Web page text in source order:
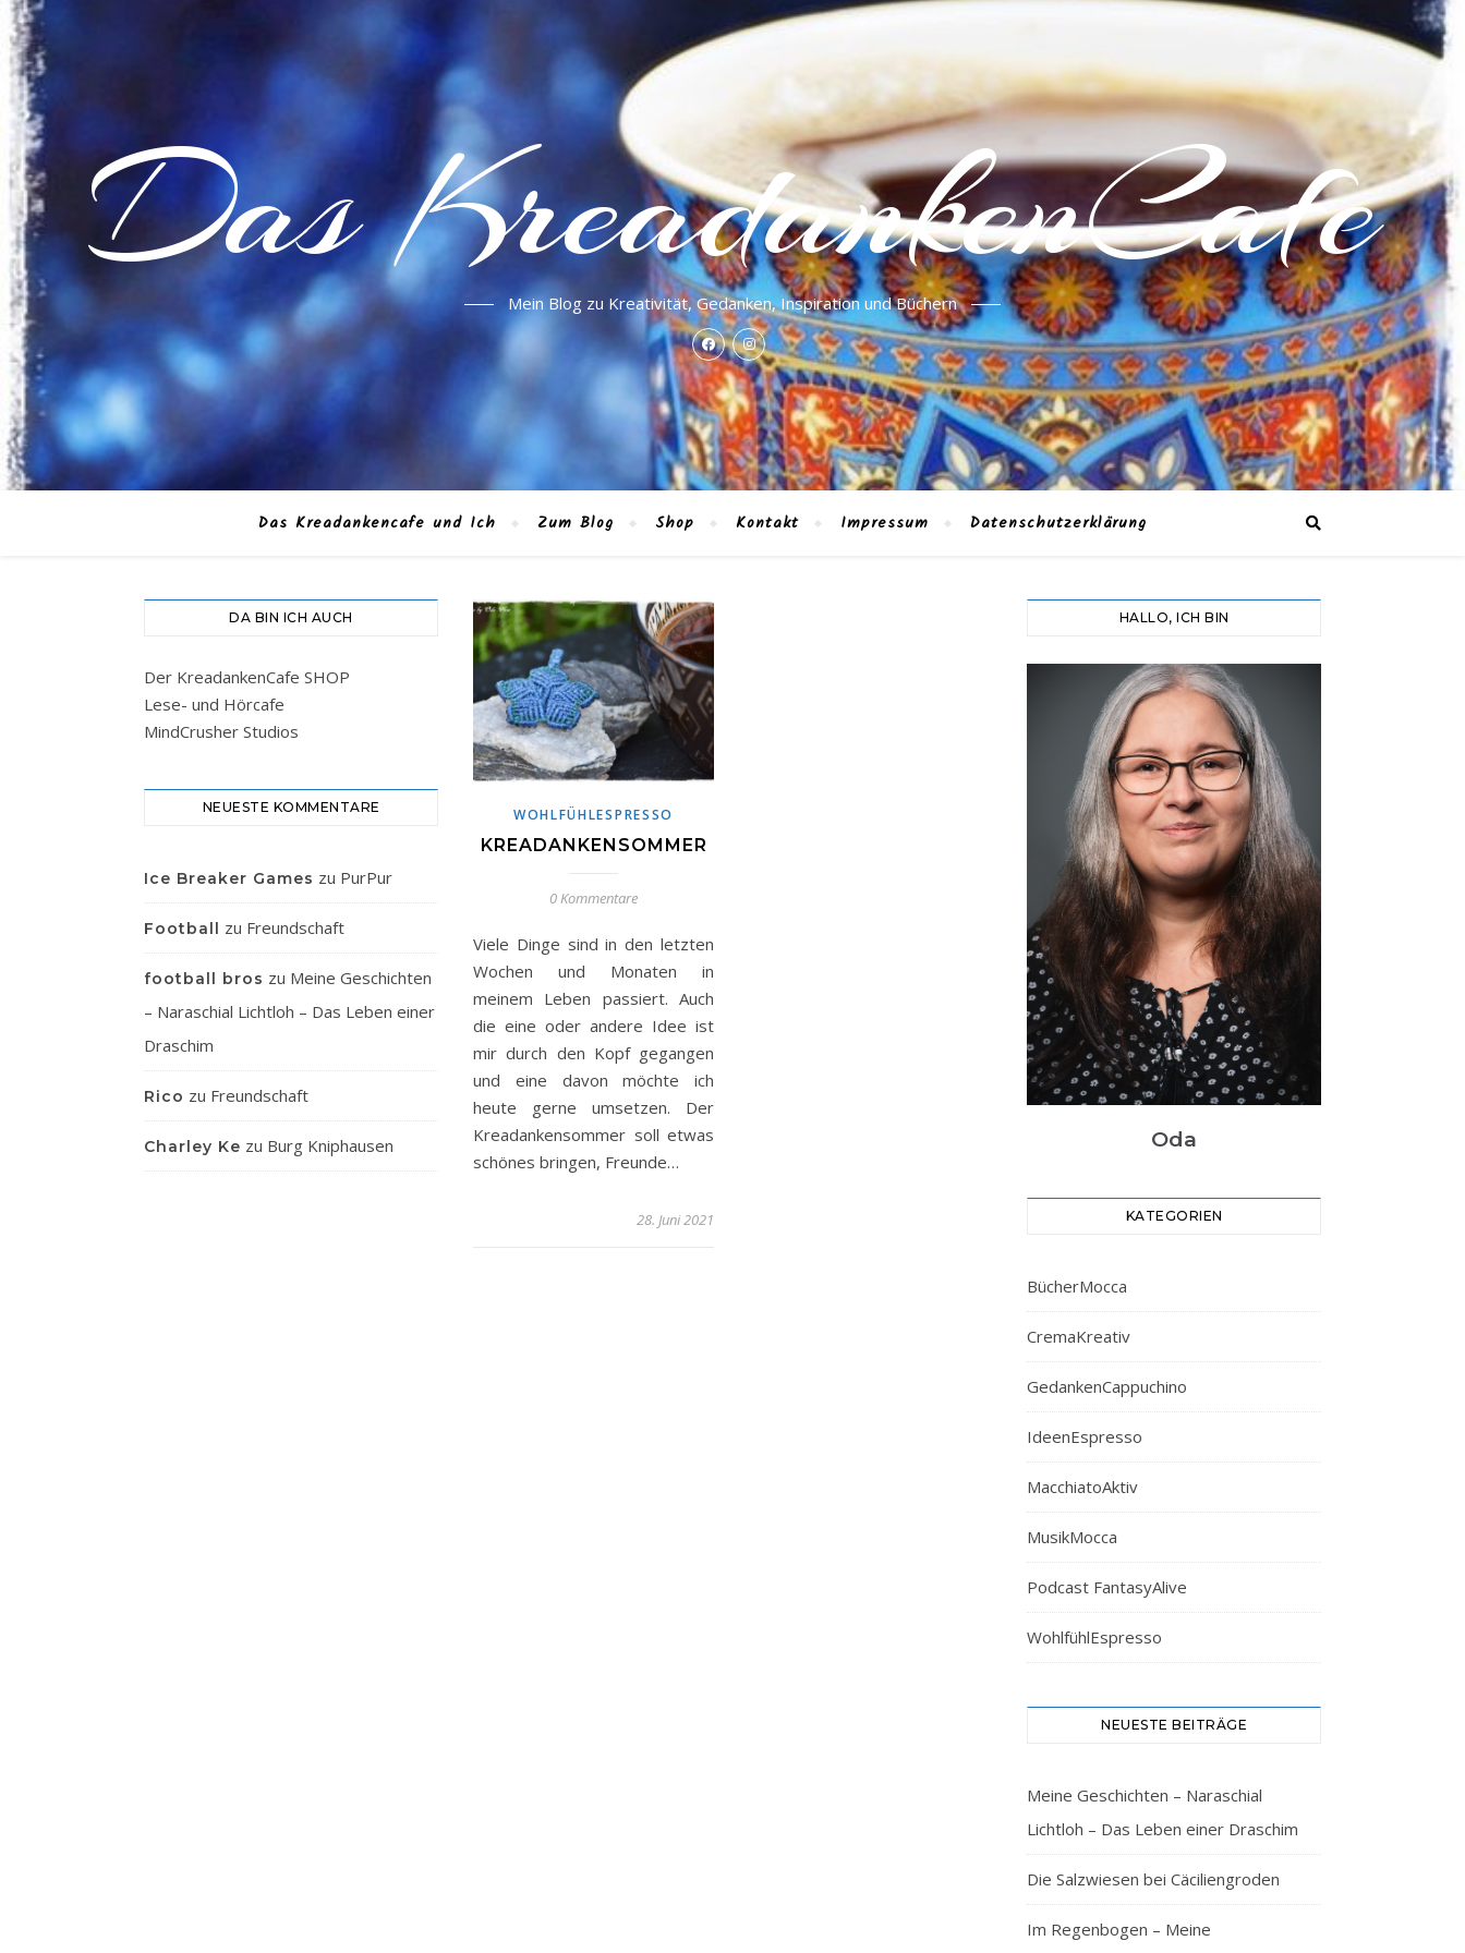
Das KreadankenCafe
Mein Blog zu Kreativität, Gedanken, Inspiration und Büchern
Das Kreadankencafe und Ich Zum Blog Shop Kontakt Impressum Datenschutzerklärung
DA BIN ICH AUCH
Der KreadankenCafe SHOP
Lese- und Hörcafe
MindCrusher Studios
NEUESTE KOMMENTARE
Ice Breaker Games zu PurPur
Football zu Freundschaft
football bros zu Meine Geschichten
– Naraschial Lichtloh – Das Leben einer
Draschim
Rico zu Freundschaft
Charley Ke zu Burg Kniphausen
WOHLFÜHLESPRESSO
KREADANKENSOMMER
0 Kommentare
Viele Dinge sind in den letzten
Wochen und Monaten in
meinem Leben passiert. Auch
die eine oder andere Idee ist
mir durch den Kopf gegangen
und eine davon möchte ich
heute gerne umsetzen. Der
Kreadankensommer soll etwas
schönes bringen, Freunde…
28. Juni 2021
HALLO, ICH BIN
Oda
KATEGORIEN
BücherMocca
CremaKreativ
GedankenCappuchino
IdeenEspresso
MacchiatoAktiv
MusikMocca
Podcast FantasyAlive
WohlfühlEspresso
NEUESTE BEITRÄGE
Meine Geschichten – Naraschial
Lichtloh – Das Leben einer Draschim
Die Salzwiesen bei Cäciliengroden
Im Regenbogen – Meine